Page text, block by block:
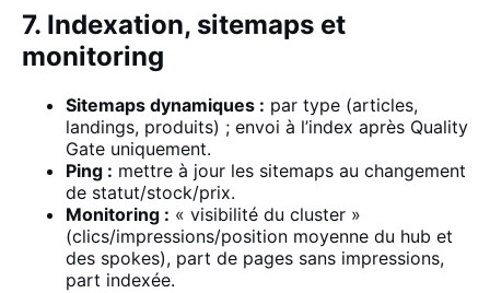
7. Indexation, sitemaps et
monitoring
Sitemaps dynamiques : par type (articles,
landings, produits) ; envoi à l’index après Quality
Gate uniquement.
Ping : mettre à jour les sitemaps au changement
de statut/stock/prix.
Monitoring : « visibilité du cluster »
(clics/impressions/position moyenne du hub et
des spokes), part de pages sans impressions,
part indexée.